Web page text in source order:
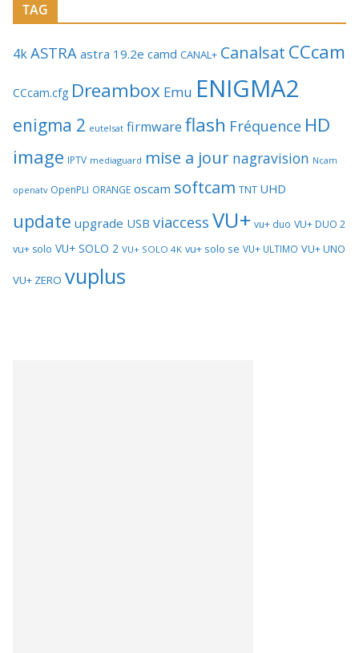
TAG
4kASTRA astra 19.2e camd CANAL+ Canalsat CCcam
CCcam.cfg Dreambox Emu ENIGMA2
enigma 2 eutelsat firmware flash Fréquence HD
image IPTV mediaguard mise a jour nagravision Ncam
openatv OpenPLI ORANGE oscam softcam TNT UHD
update upgrade USB viaccess VU+ vu+ duo VU+ DUO 2
vu+ solo VU+ SOLO 2 VU+ SOLO 4K vu+ solo se VU+ ULTIMO VU+ UNO
VU+ ZERO vuplus